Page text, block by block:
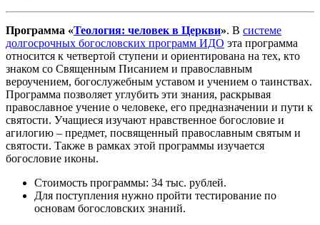
Программа «Теология: человек в Церкви». В системе
долгосрочных богословских программ ИДО эта программа
относится к четвертой ступени и ориентирована на тех, кто
знаком со Священным Писанием и православным
вероучением, богослужебным уставом и учением о таинствах.
Программа позволяет углубить эти знания, раскрывая
православное учение о человеке, его предназначении и пути к
святости. Учащиеся изучают нравственное богословие и
агилогию – предмет, посвященный православным святым и
святости. Также в рамках этой программы изучается
богословие иконы.
Стоимость программы: 34 тыс. рублей.
Для поступления нужно пройти тестирование по
основам богословских знаний.